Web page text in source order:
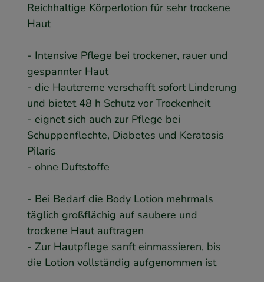
Reichhaltige Körperlotion für sehr trockene
Haut
- Intensive Pflege bei trockener, rauer und
gespannter Haut
- die Hautcreme verschafft sofort Linderung
und bietet 48 h Schutz vor Trockenheit
- eignet sich auch zur Pflege bei
Schuppenflechte, Diabetes und Keratosis
Pilaris
- ohne Duftstoffe
- Bei Bedarf die Body Lotion mehrmals
täglich großflächig auf saubere und
trockene Haut auftragen
- Zur Hautpflege sanft einmassieren, bis
die Lotion vollständig aufgenommen ist